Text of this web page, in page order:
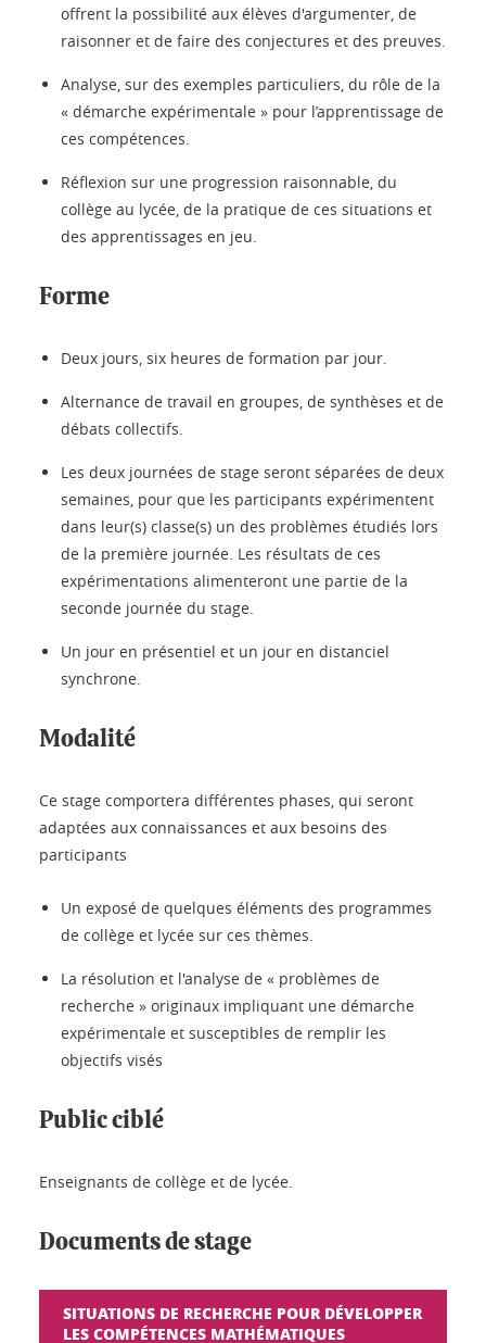
offrent la possibilité aux élèves d'argumenter, de
raisonner et de faire des conjectures et des preuves.
Analyse, sur des exemples particuliers, du rôle de la
« démarche expérimentale » pour l’apprentissage de
ces compétences.
Réflexion sur une progression raisonnable, du
collège au lycée, de la pratique de ces situations et
des apprentissages en jeu.
Forme
Deux jours, six heures de formation par jour.
Alternance de travail en groupes, de synthèses et de
débats collectifs.
Les deux journées de stage seront séparées de deux
semaines, pour que les participants expérimentent
dans leur(s) classe(s) un des problèmes étudiés lors
de la première journée. Les résultats de ces
expérimentations alimenteront une partie de la
seconde journée du stage.
Un jour en présentiel et un jour en distanciel
synchrone.
Modalité
Ce stage comportera différentes phases, qui seront
adaptées aux connaissances et aux besoins des
participants
Un exposé de quelques éléments des programmes
de collège et lycée sur ces thèmes.
La résolution et l'analyse de « problèmes de
recherche » originaux impliquant une démarche
expérimentale et susceptibles de remplir les
objectifs visés
Public ciblé
Enseignants de collège et de lycée.
Documents de stage
SITUATIONS DE RECHERCHE POUR DÉVELOPPER
LES COMPÉTENCES MATHÉMATIQUES